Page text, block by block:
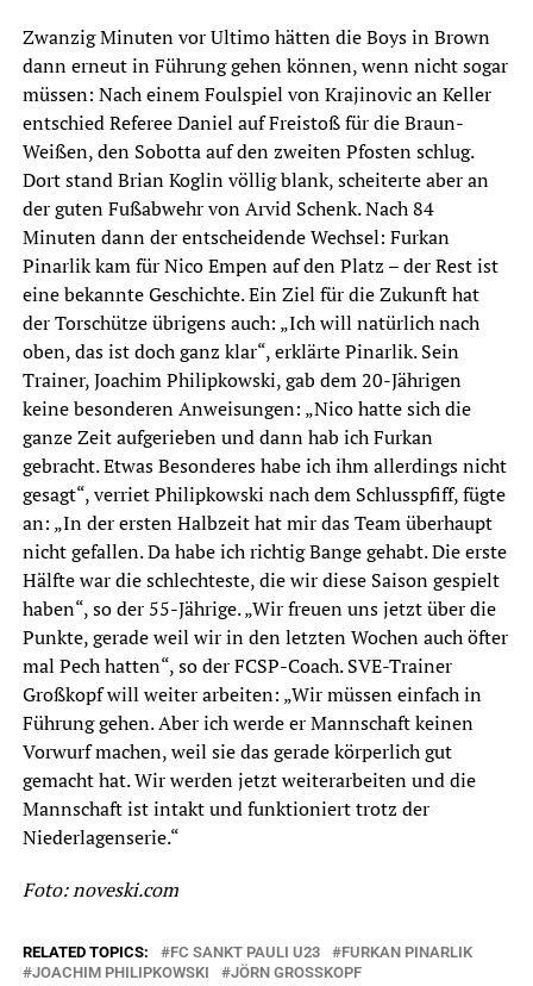
Zwanzig Minuten vor Ultimo hätten die Boys in Brown
dann erneut in Führung gehen können, wenn nicht sogar
müssen: Nach einem Foulspiel von Krajinovic an Keller
entschied Referee Daniel auf Freistoß für die Braun-
Weißen, den Sobotta auf den zweiten Pfosten schlug.
Dort stand Brian Koglin völlig blank, scheiterte aber an
der guten Fußabwehr von Arvid Schenk. Nach 84
Minuten dann der entscheidende Wechsel: Furkan
Pinarlik kam für Nico Empen auf den Platz – der Rest ist
eine bekannte Geschichte. Ein Ziel für die Zukunft hat
der Torschütze übrigens auch: „Ich will natürlich nach
oben, das ist doch ganz klar“, erklärte Pinarlik. Sein
Trainer, Joachim Philipkowski, gab dem 20-Jährigen
keine besonderen Anweisungen: „Nico hatte sich die
ganze Zeit aufgerieben und dann hab ich Furkan
gebracht. Etwas Besonderes habe ich ihm allerdings nicht
gesagt“, verriet Philipkowski nach dem Schlusspfiff, fügte
an: „In der ersten Halbzeit hat mir das Team überhaupt
nicht gefallen. Da habe ich richtig Bange gehabt. Die erste
Hälfte war die schlechteste, die wir diese Saison gespielt
haben“, so der 55-Jährige. „Wir freuen uns jetzt über die
Punkte, gerade weil wir in den letzten Wochen auch öfter
mal Pech hatten“, so der FCSP-Coach. SVE-Trainer
Großkopf will weiter arbeiten: „Wir müssen einfach in
Führung gehen. Aber ich werde er Mannschaft keinen
Vorwurf machen, weil sie das gerade körperlich gut
gemacht hat. Wir werden jetzt weiterarbeiten und die
Mannschaft ist intakt und funktioniert trotz der
Niederlagenserie.“
Foto: noveski.com
RELATED TOPICS: FC SANKT PAULI U23
FURKAN PINARLIK
JOACHIM PHILIPKOWSKI
JÖRN GROSSKOPF